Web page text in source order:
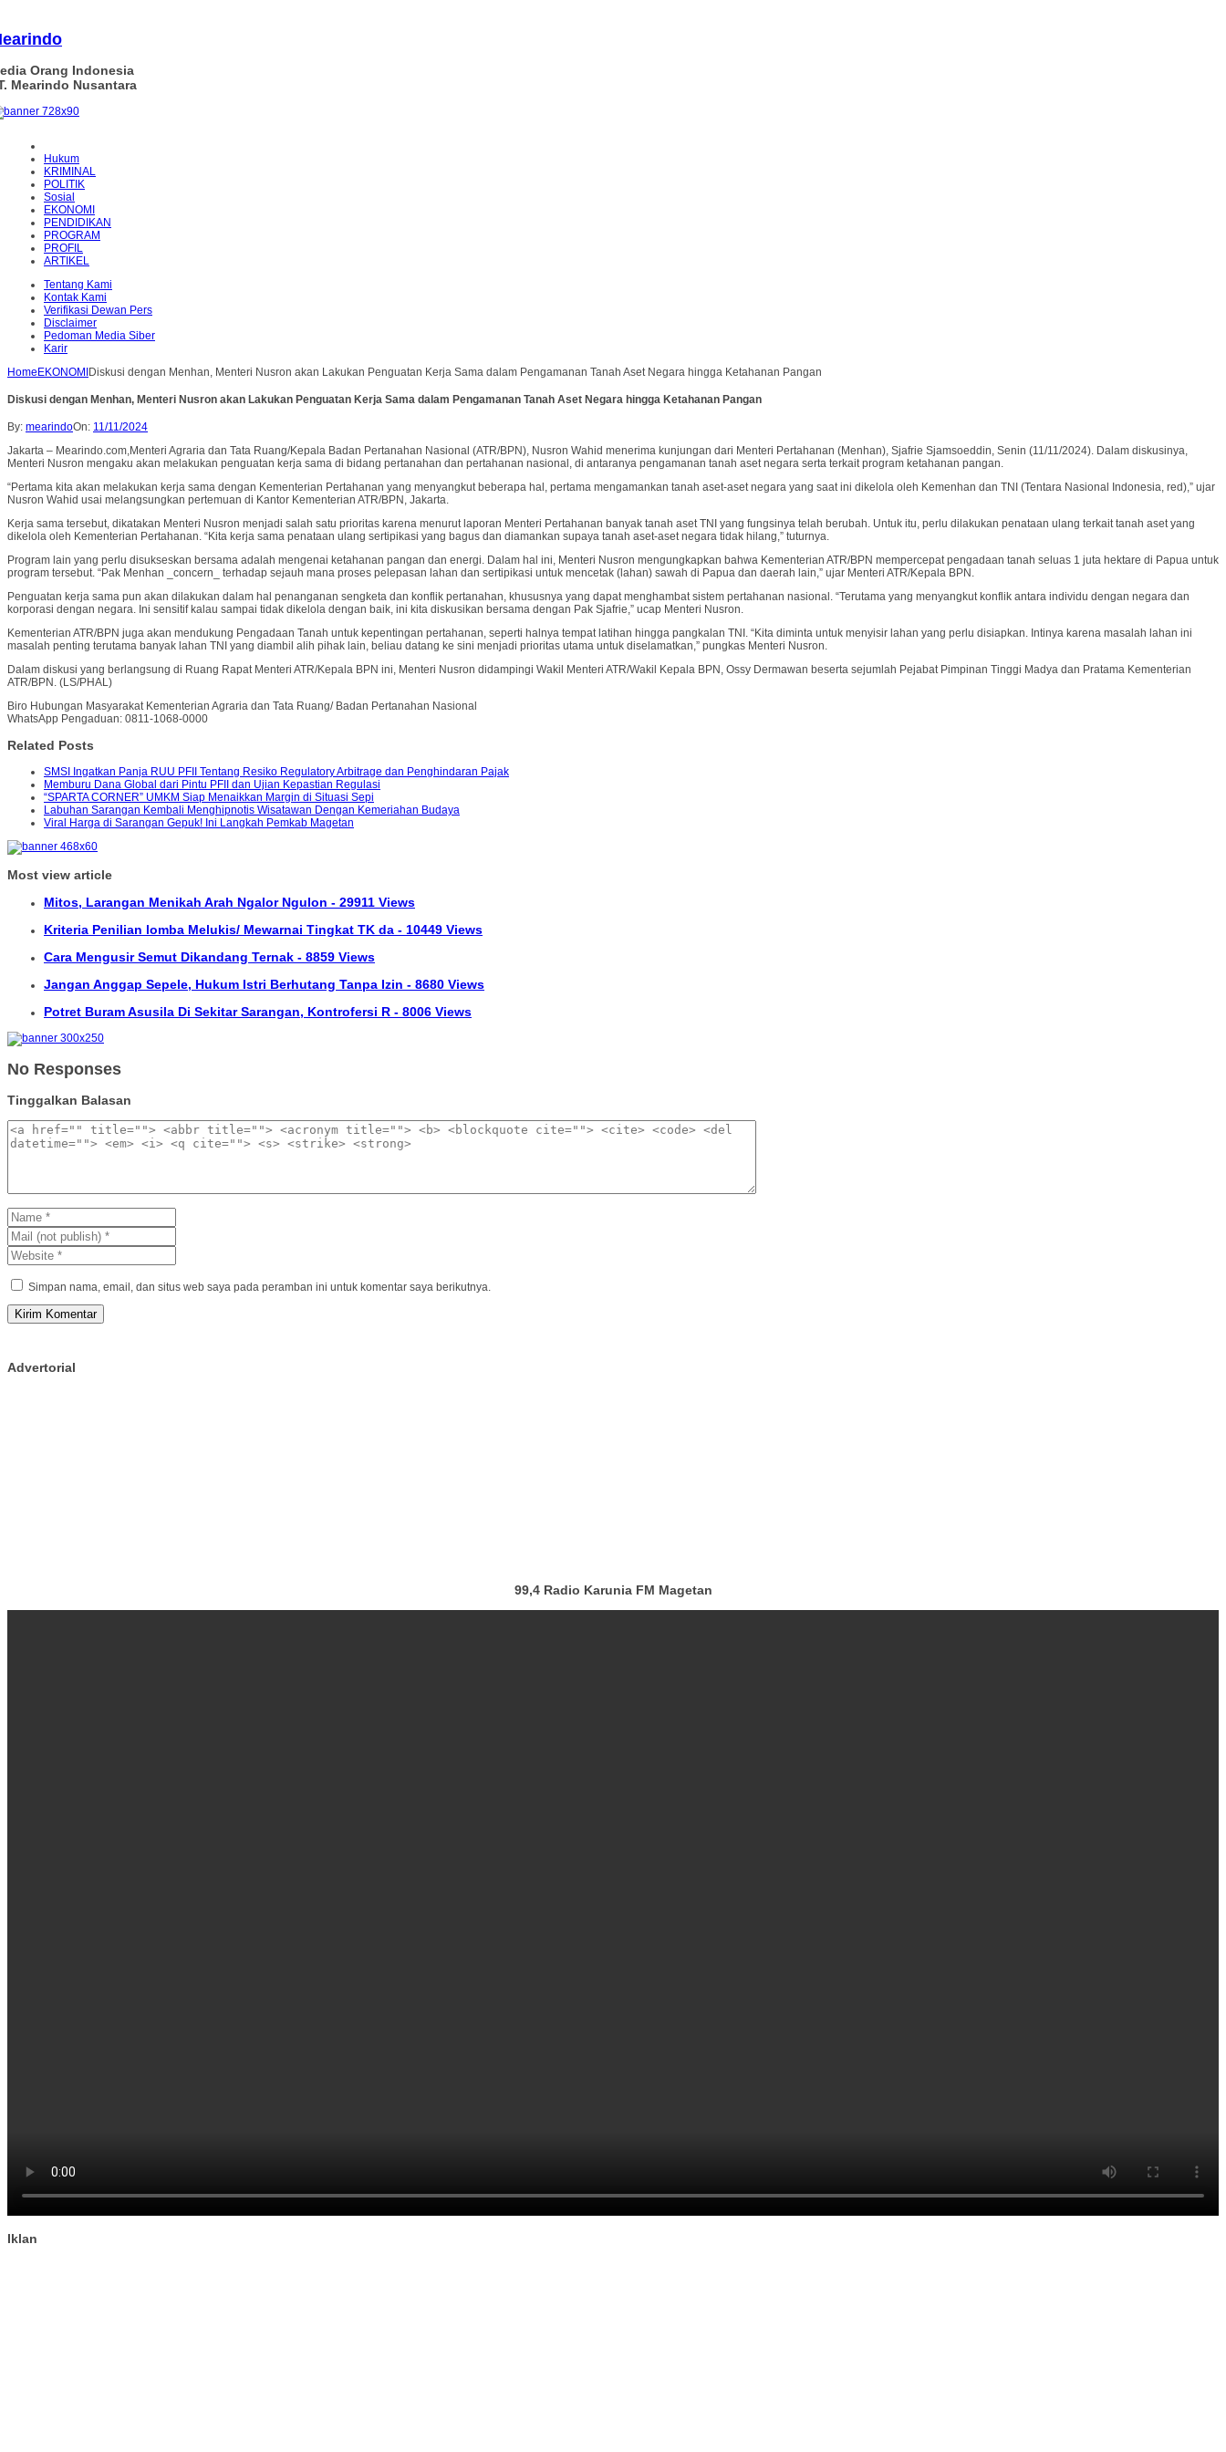
Orang Indonesia
Mearindo Nusantara
Hukum
KRIMINAL
POLITIK
Sosial
EKONOMI
PENDIDIKAN
PROGRAM
PROFIL
ARTIKEL
Tentang Kami
Kontak Kami
Verifikasi Dewan Pers
Disclaimer
Pedoman Media Siber
Karir
Home EKONOMI Diskusi dengan Menhan, Menteri Nusron akan Lakukan Penguatan Kerja Sama dalam Pengamanan Tanah Aset Negara hingga Ketahanan Pangan
Diskusi dengan Menhan, Menteri Nusron akan Lakukan Penguatan Kerja Sama dalam Pengamanan Tanah Aset Negara hingga Ketahanan Pangan
By: mearindoOn: 11/11/2024
Jakarta – Mearindo.com,Menteri Agraria dan Tata Ruang/Kepala Badan Pertanahan Nasional (ATR/BPN), Nusron Wahid menerima kunjungan dari Menteri Pertahanan (Menhan), Sjafrie Sjamsoeddin, Senin (11/11/2024). Dalam diskusinya,
Menteri Nusron mengaku akan melakukan penguatan kerja sama di bidang pertanahan dan pertahanan nasional, di antaranya pengamanan tanah aset negara serta terkait program ketahanan pangan.
“Pertama kita akan melakukan kerja sama dengan Kementerian Pertahanan yang menyangkut beberapa hal, pertama mengamankan tanah aset-aset negara yang saat ini dikelola oleh Kemenhan dan TNI (Tentara Nasional Indonesia, red),” ujar
Nusron Wahid usai melangsungkan pertemuan di Kantor Kementerian ATR/BPN, Jakarta.
Kerja sama tersebut, dikatakan Menteri Nusron menjadi salah satu prioritas karena menurut laporan Menteri Pertahanan banyak tanah aset TNI yang fungsinya telah berubah. Untuk itu, perlu dilakukan penataan ulang terkait tanah aset yang
dikelola oleh Kementerian Pertahanan. “Kita kerja sama penataan ulang sertipikasi yang bagus dan diamankan supaya tanah aset-aset negara tidak hilang,” tuturnya.
Program lain yang perlu disukseskan bersama adalah mengenai ketahanan pangan dan energi. Dalam hal ini, Menteri Nusron mengungkapkan bahwa Kementerian ATR/BPN mempercepat pengadaan tanah seluas 1 juta hektare di Papua untuk
program tersebut. “Pak Menhan _concern_ terhadap sejauh mana proses pelepasan lahan dan sertipikasi untuk mencetak (lahan) sawah di Papua dan daerah lain,” ujar Menteri ATR/Kepala BPN.
Penguatan kerja sama pun akan dilakukan dalam hal penanganan sengketa dan konflik pertanahan, khususnya yang dapat menghambat sistem pertahanan nasional. “Terutama yang menyangkut konflik antara individu dengan negara dan
korporasi dengan negara. Ini sensitif kalau sampai tidak dikelola dengan baik, ini kita diskusikan bersama dengan Pak Sjafrie,” ucap Menteri Nusron.
Kementerian ATR/BPN juga akan mendukung Pengadaan Tanah untuk kepentingan pertahanan, seperti halnya tempat latihan hingga pangkalan TNI. “Kita diminta untuk menyisir lahan yang perlu disiapkan. Intinya karena masalah lahan ini
masalah penting terutama banyak lahan TNI yang diambil alih pihak lain, beliau datang ke sini menjadi prioritas utama untuk diselamatkan,” pungkas Menteri Nusron.
Dalam diskusi yang berlangsung di Ruang Rapat Menteri ATR/Kepala BPN ini, Menteri Nusron didampingi Wakil Menteri ATR/Wakil Kepala BPN, Ossy Dermawan beserta sejumlah Pejabat Pimpinan Tinggi Madya dan Pratama Kementerian
ATR/BPN. (LS/PHAL)
Biro Hubungan Masyarakat Kementerian Agraria dan Tata Ruang/ Badan Pertanahan Nasional
WhatsApp Pengaduan: 0811-1068-0000
Related Posts
SMSI Ingatkan Panja RUU PFII Tentang Resiko Regulatory Arbitrage dan Penghindaran Pajak
Memburu Dana Global dari Pintu PFII dan Ujian Kepastian Regulasi
“SPARTA CORNER” UMKM Siap Menaikkan Margin di Situasi Sepi
Labuhan Sarangan Kembali Menghipnotis Wisatawan Dengan Kemeriahan Budaya
Viral Harga di Sarangan Gepuk! Ini Langkah Pemkab Magetan
Most view article
Mitos, Larangan Menikah Arah Ngalor Ngulon - 29911 Views
Kriteria Penilian lomba Melukis/ Mewarnai Tingkat TK da - 10449 Views
Cara Mengusir Semut Dikandang Ternak - 8859 Views
Jangan Anggap Sepele, Hukum Istri Berhutang Tanpa Izin - 8680 Views
Potret Buram Asusila Di Sekitar Sarangan, Kontrofersi R - 8006 Views
No Responses
Tinggalkan Balasan
Simpan nama, email, dan situs web saya pada peramban ini untuk komentar saya berikutnya.
Advertorial
99,4 Radio Karunia FM Magetan
Iklan